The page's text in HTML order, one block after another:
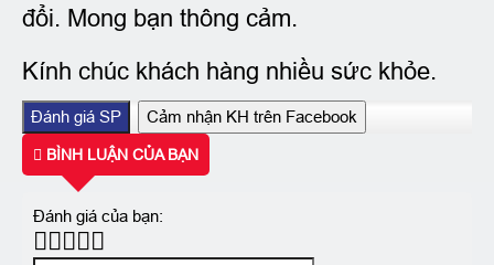
đổi. Mong bạn thông cảm.
Kính chúc khách hàng nhiều sức khỏe.
Đánh giá SP Cảm nhận KH trên Facebook
BÌNH LUẬN CỦA BẠN
Đánh giá của bạn: